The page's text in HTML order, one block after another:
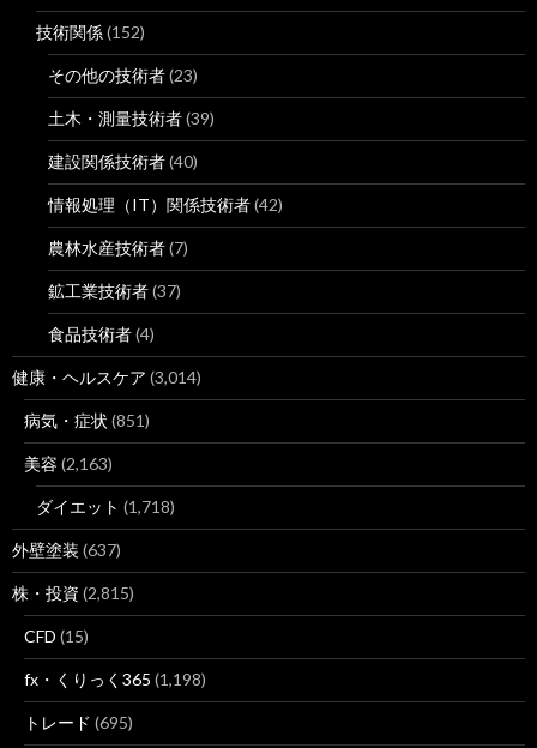
技術関係(152)
その他の技術者(23)
土木・測量技術者(39)
建設関係技術者(40)
情報処理（IT）関係技術者(42)
農林水産技術者(7)
鉱工業技術者(37)
食品技術者(4)
健康・ヘルスケア (3,014)
病気・症状 (851)
美容 (2,163)
ダイエット (1,718)
外壁塗装 (637)
株・投資 (2,815)
CFD (15)
fx・くりっく365 (1,198)
トレード (695)